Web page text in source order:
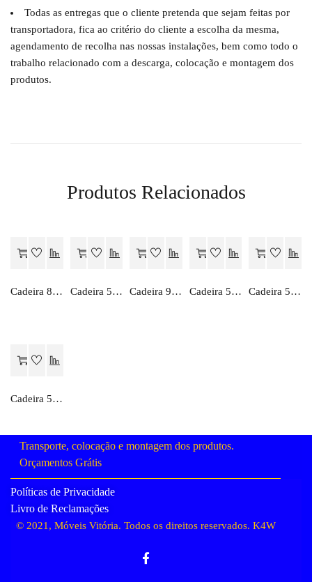
Todas as entregas que o cliente pretenda que sejam feitas por
transportadora, fica ao critério do cliente a escolha da mesma,
agendamento de recolha nas nossas instalações, bem como todo o
trabalho relacionado com a descarga, colocação e montagem dos
produtos.
Produtos Relacionados
Cadeira 828-L
Orçamento Cadeira 5038-L
Orçamento Cadeira 95-L
Orçamento Cadeira 5037-L
Orçamento Cadeira 5055-L
Orçamento
Cadeira 5035-L
Orçamento
Transporte, colocação e montagem dos produtos.
Orçamentos Grátis
Políticas de Privacidade
Livro de Reclamações
© 2021, Móveis Vitória. Todos os direitos reservados. K4W